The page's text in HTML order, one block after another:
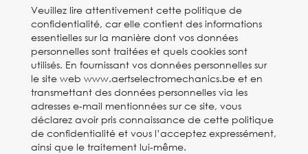
Veuillez lire attentivement cette politique de
confidentialité, car elle contient des informations
essentielles sur la manière dont vos données
personnelles sont traitées et quels cookies sont
utilisés. En fournissant vos données personnelles sur
le site web www.aertselectromechanics.be et en
transmettant des données personnelles via les
adresses e-mail mentionnées sur ce site, vous
déclarez avoir pris connaissance de cette politique
de confidentialité et vous l’acceptez expressément,
ainsi que le traitement lui-même.